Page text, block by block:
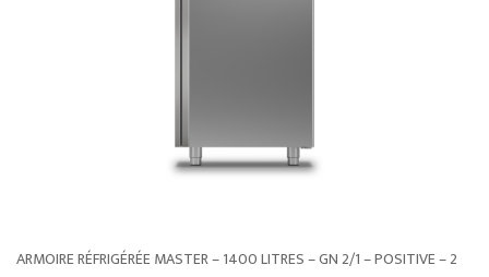
ARMOIRE RÉFRIGÉRÉE MASTER – 1400 LITRES – GN 2/1 – POSITIVE – 2